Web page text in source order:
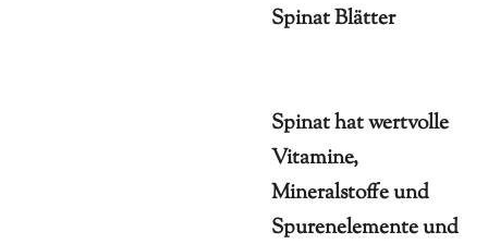
Spinat Blätter
Spinat hat wertvolle
Vitamine,
Mineralstoffe und
Spurenelemente und